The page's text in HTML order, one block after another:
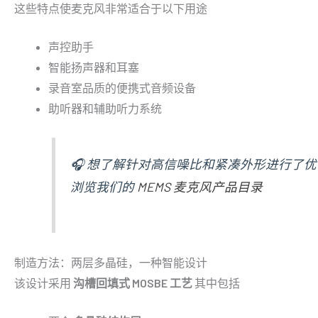
这些特点使麦克风非常适合于以下用途
声控助手
智能扬声器和耳塞
录音室品质的便携式音频设备
助听器和辅助听力系统
🎧 想了解针对高信噪比和紧凑外形进行了优
浏览我们的MEMS 麦克风产品目录
制造方法：两层多晶硅，一种智能设计
该设计采用 沟槽回填式 MOSBE 工艺 其中包括